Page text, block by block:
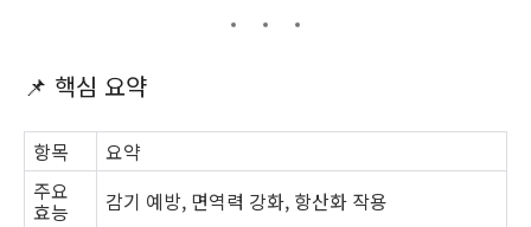
📌 핵심 요약
항목
요약
주요
효능
감기 예방, 면역력 강화, 항산화 작용